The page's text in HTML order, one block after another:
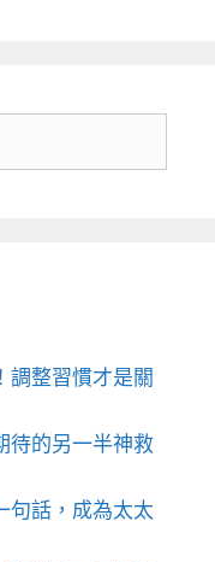
調整習慣才是關
待的另一半神救
句話，成為太太